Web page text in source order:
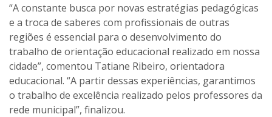
“A constante busca por novas estratégias pedagógicas
e a troca de saberes com profissionais de outras
regiões é essencial para o desenvolvimento do
trabalho de orientação educacional realizado em nossa
cidade”, comentou Tatiane Ribeiro, orientadora
educacional. “A partir dessas experiências, garantimos
o trabalho de excelência realizado pelos professores da
rede municipal”, finalizou.